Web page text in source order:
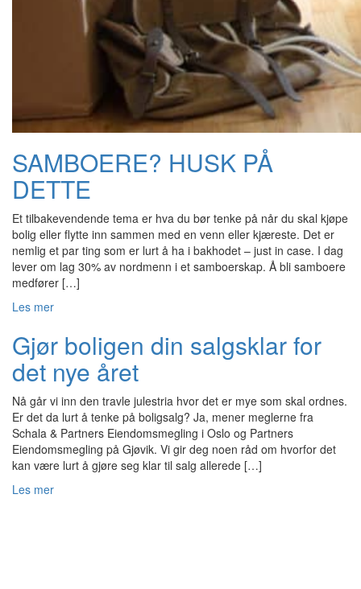
SAMBOERE? HUSK PÅ
DETTE
Et tilbakevendende tema er hva du bør tenke på når du skal kjøpe
bolig eller flytte inn sammen med en venn eller kjæreste. Det er
nemlig et par ting som er lurt å ha i bakhodet – just in case. I dag
lever om lag 30% av nordmenn i et samboerskap. Å bli samboere
medfører […]
Les mer
Gjør boligen din salgsklar for
det nye året
Nå går vi inn den travle julestria hvor det er mye som skal ordnes.
Er det da lurt å tenke på boligsalg? Ja, mener meglerne fra
Schala & Partners Eiendomsmegling i Oslo og Partners
Eiendomsmegling på Gjøvik. Vi gir deg noen råd om hvorfor det
kan være lurt å gjøre seg klar til salg allerede […]
Les mer